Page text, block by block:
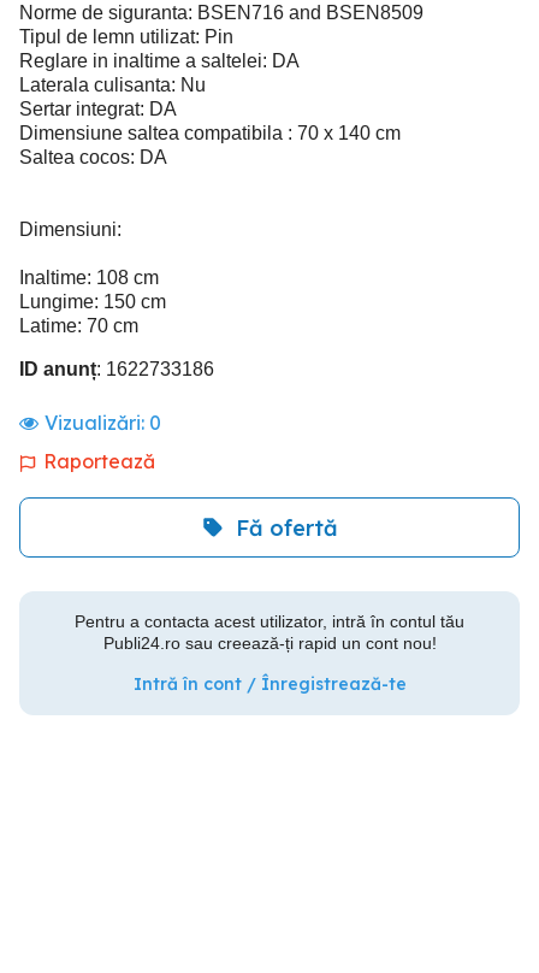
Norme de siguranta: BSEN716 and BSEN8509
Tipul de lemn utilizat: Pin
Reglare in inaltime a saltelei: DA
Laterala culisanta: Nu
Sertar integrat: DA
Dimensiune saltea compatibila : 70 x 140 cm
Saltea cocos: DA
Dimensiuni:
Inaltime: 108 cm
Lungime: 150 cm
Latime: 70 cm
ID anunț: 1622733186
Vizualizări: 0
Raportează
Fă ofertă
Pentru a contacta acest utilizator, intră în contul tău
Publi24.ro sau creează-ți rapid un cont nou!
Intră în cont / Înregistrează-te